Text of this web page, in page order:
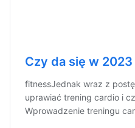
Czy da się w
fitnessJednak wraz z
uprawiać trening cardio i
Wprowadzenie treningu